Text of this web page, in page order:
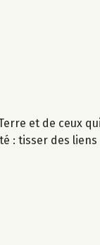
et de ceux qui
: tisser des liens